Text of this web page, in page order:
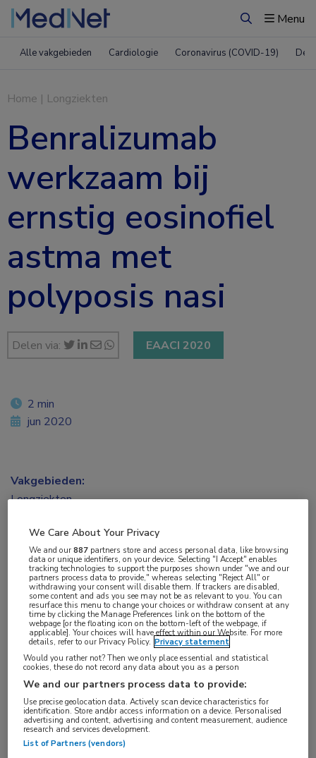
ZoekenMenu
Alle vakgebieden Cardiologie Coronavirus (COVID-19)
Home | Longziekten
Benralizumab
werkzaam bij
ernstig eosinofiel
astma met
polyposis nasi
Delen via: EAACI 2020
In de fase IIIb ANDHI-studie is het effect van
benralizumab, een monoklonaal antilichaam dat
is gericht tegen de alfaketen van de interleukine-
5-receptor (CD125), onderzocht bij patiënten
met ernstig, eosinofiel astma. Een recente
subgroepanalyse toont dat deze biological
2 min
jun 2020
Vakgebieden:
Longziekten
Aandachtsgebieden:
Astma
Tags:
benralizumab,eosinofiel astma,neuspoliep,sinusitis
We Care About Your Privacy
We and our887 partners store and access personal data, like browsing
data or unique identifiers, on your device. Selecting "I Accept" enables
tracking technologies to support the purposes shown under "we and our
partners process data to provide," whereas selecting "Reject All" or
withdrawing your consent will disable them. If trackers are disabled,
some content and ads you see may not be as relevant to you. You can
resurface this menu to change your choices or withdraw consent at any
time by clicking the Manage Preferences link on the bottom of the
webpage [or the floating icon on the bottom-left of the webpage, if
applicable]. Your choices will have effect within our Website. For more
details, refer to our Privacy Policy. Privacy statement
Would you rather not? Then we only place essential and statistical
cookies, these do not record any data about you as a person
We and our partners process data to provide:
Use precise geolocation data. Actively scan device characteristics for
identification. Store and/or access information on a device. Personalised
advertising and content, advertising and content measurement, audience
research and services development.
List of Partners (vendors)